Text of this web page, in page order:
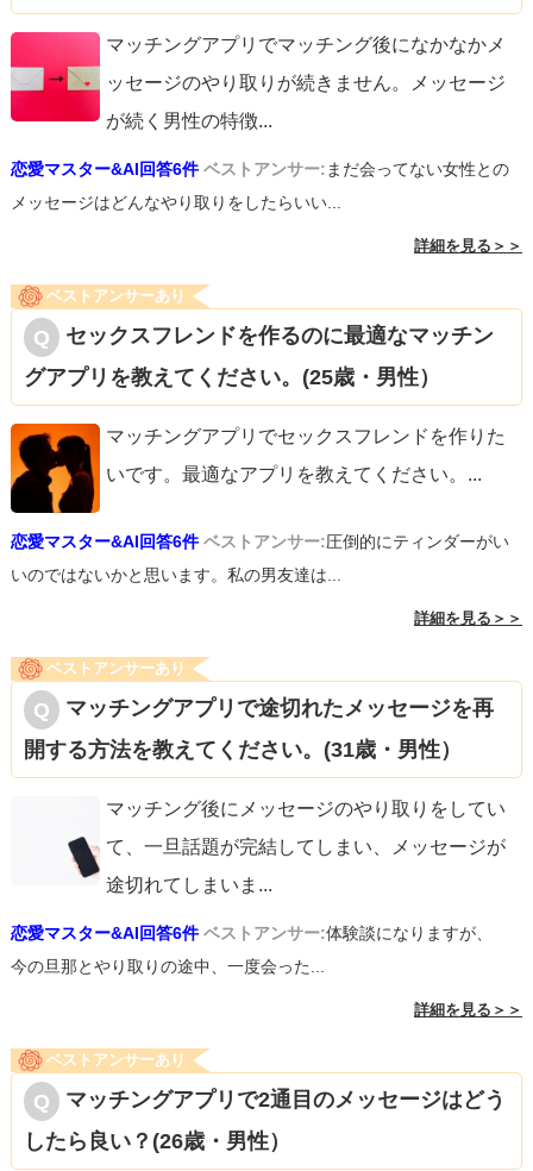
マッチングアプリでマッチング後になかなかメ
ッセージのやり取りが続きません。メッセージ
が続く男性の特徴...
恋愛マスター&AI回答6件 ベストアンサー:まだ会ってない女性との
メッセージはどんなやり取りをしたらいい...
詳細を見る＞＞
ベストアンサーあり
セックスフレンドを作るのに最適なマッチン
グアプリを教えてください。(25歳・男性）
マッチングアプリでセックスフレンドを作りた
いです。最適なアプリを教えてください。 ...
恋愛マスター&AI回答6件 ベストアンサー:圧倒的にティンダーがい
いのではないかと思います。私の男友達は...
詳細を見る＞＞
ベストアンサーあり
マッチングアプリで途切れたメッセージを再
開する方法を教えてください。(31歳・男性）
マッチング後にメッセージのやり取りをしてい
て、一旦話題が完結してしまい、メッセージが
途切れてしまいま ...
恋愛マスター&AI回答6件 ベストアンサー:体験談になりますが、
今の旦那とやり取りの途中、一度会った...
詳細を見る＞＞
ベストアンサーあり
マッチングアプリで2通目のメッセージはどう
したら良い？(26歳・男性）